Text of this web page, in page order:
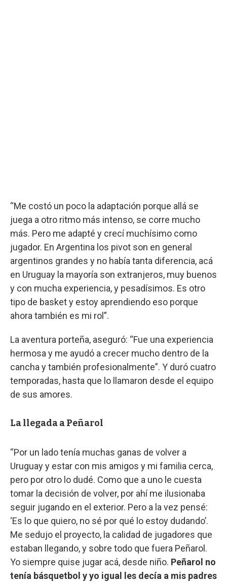
“Me costó un poco la adaptación porque allá se
juega a otro ritmo más intenso, se corre mucho
más. Pero me adapté y crecí muchísimo como
jugador. En Argentina los pivot son en general
argentinos grandes y no había tanta diferencia, acá
en Uruguay la mayoría son extranjeros, muy buenos
y con mucha experiencia, y pesadísimos. Es otro
tipo de basket y estoy aprendiendo eso porque
ahora también es mi rol”.
La aventura porteña, aseguró: “Fue una experiencia
hermosa y me ayudó a crecer mucho dentro de la
cancha y también profesionalmente”. Y duró cuatro
temporadas, hasta que lo llamaron desde el equipo
de sus amores.
La llegada a Peñarol
“Por un lado tenía muchas ganas de volver a
Uruguay y estar con mis amigos y mi familia cerca,
pero por otro lo dudé. Como que a uno le cuesta
tomar la decisión de volver, por ahí me ilusionaba
seguir jugando en el exterior. Pero a la vez pensé:
‘Es lo que quiero, no sé por qué lo estoy dudando’.
Me sedujo el proyecto, la calidad de jugadores que
estaban llegando, y sobre todo que fuera Peñarol.
Yo siempre quise jugar acá, desde niño. Peñarol no
tenía básquetbol y yo igual les decía a mis padres